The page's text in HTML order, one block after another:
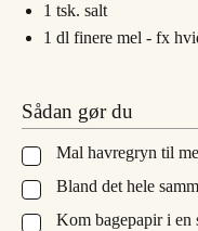
1 tsk. salt
1 dl finere mel - fx
Sådan gør du
▢
Mal havregryn til
▢
Bland det hele
▢
Kom bagepapir i